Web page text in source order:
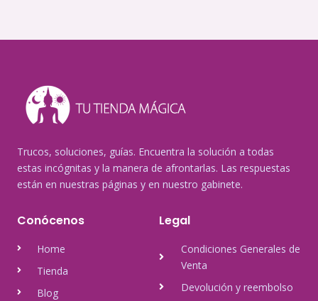
Trucos, soluciones, guías. Encuentra la solución a todas
estas incógnitas y la manera de afrontarlas. Las respuestas
están en nuestras páginas y en nuestro gabinete.
Conócenos
Home
Tienda
Blog
Legal
Condiciones Generales de
Venta
Devolución y reembolso